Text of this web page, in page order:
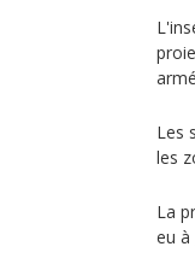
Les
les
La
eu à